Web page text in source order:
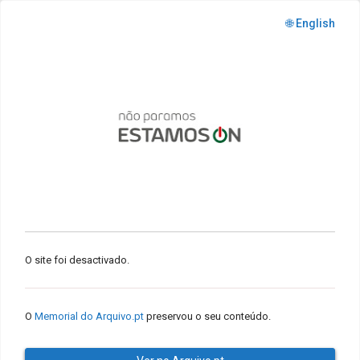
🌐 English
O site foi desactivado.
O Memorial do Arquivo.pt preservou o seu conteúdo.